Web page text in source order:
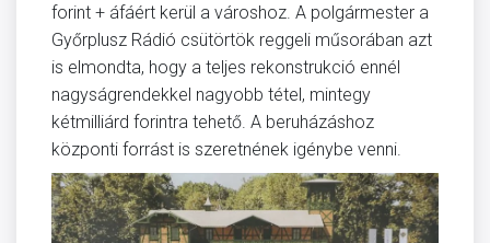
forint + áfáért kerül a városhoz. A polgármester a
Győrplusz Rádió csütörtök reggeli műsorában azt
is elmondta, hogy a teljes rekonstrukció ennél
nagyságrendekkel nagyobb tétel, mintegy
kétmilliárd forintra tehető. A beruházáshoz
központi forrást is szeretnének igénybe venni.